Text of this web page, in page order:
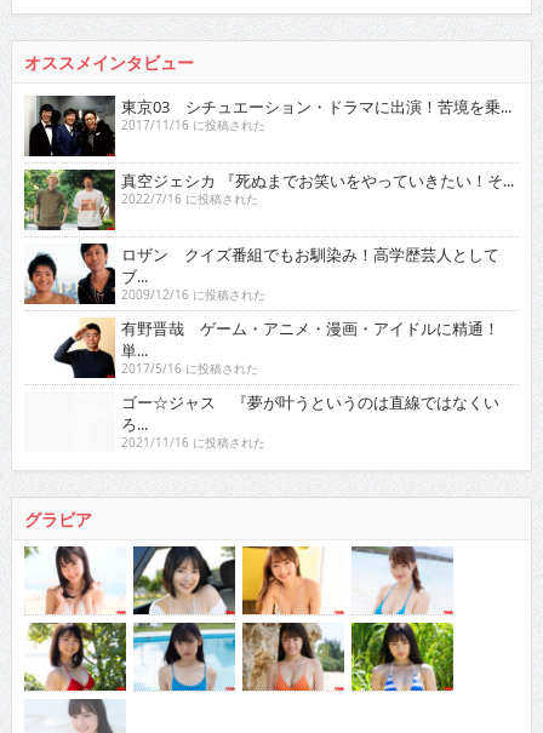
オススメインタビュー
東京03 シチュエーション・ドラマに出演！苦境を乗...
2017/11/16 に投稿された
真空ジェシカ 『死ぬまでお笑いをやっていきたい！そ...
2022/7/16 に投稿された
ロザン クイズ番組でもお馴染み！高学歴芸人として
ブ...
2009/12/16 に投稿された
有野晋哉 ゲーム・アニメ・漫画・アイドルに精通！
単...
2017/5/16 に投稿された
ゴー☆ジャス 『夢が叶うというのは直線ではなくい
ろ...
2021/11/16 に投稿された
グラビア